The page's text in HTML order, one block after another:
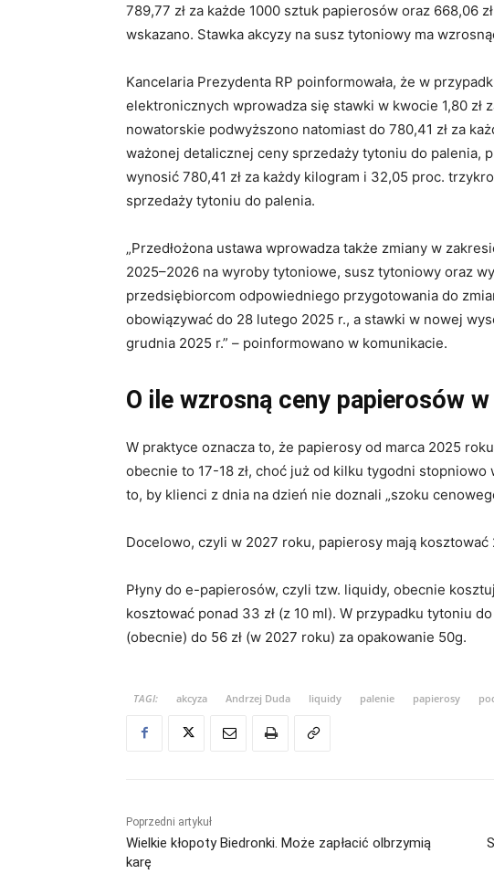
789,77 zł za każde 1000 sztuk papierosów oraz 668,06
wskazano. Stawka akcyzy na susz tytoniowy ma
Kancelaria Prezydenta RP poinformowała, że w
elektronicznych wprowadza się stawki w kwocie 1,80 zł
nowatorskie podwyższono natomiast do 780,41 zł za
ważonej detalicznej ceny sprzedaży tytoniu do palenia,
wynosić 780,41 zł za każdy kilogram i 32,05 proc.
sprzedaży tytoniu do palenia.
„Przedłożona ustawa wprowadza także zmiany w
2025–2026 na wyroby tytoniowe, susz tytoniowy oraz
przedsiębiorcom odpowiedniego przygotowania do
obowiązywać do 28 lutego 2025 r., a stawki w nowej
grudnia 2025 r.” – poinformowano w komunikacie.
O ile wzrosną ceny papierosów
W praktyce oznacza to, że papierosy od marca 2025
obecnie to 17-18 zł, choć już od kilku tygodni
to, by klienci z dnia na dzień nie doznali „szoku
Docelowo, czyli w 2027 roku, papierosy mają kosztować
Płyny do e-papierosów, czyli tzw. liquidy, obecnie
kosztować ponad 33 zł (z 10 ml). W przypadku tytoniu
(obecnie) do 56 zł (w 2027 roku) za opakowanie 50g.
TAGI: akcyza Andrzej Duda liquidy palenie papierosy
Poprzedni artykuł
Wielkie kłopoty Biedronki. Może zapłacić olbrzymią
karę